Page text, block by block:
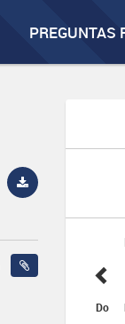
PREGUNTAS
Do